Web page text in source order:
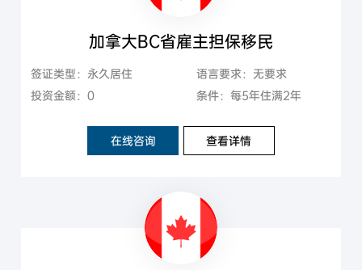
加拿大BC省雇主担保移民
签证类型：永久居住
语言要求：无要求
投资金额：0
条件：每5年住满2年
在线咨询 查看详情